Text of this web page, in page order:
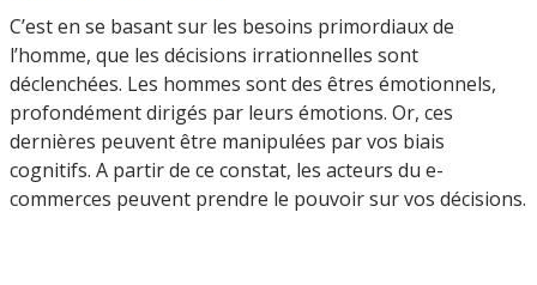
C’est en se basant sur les besoins primordiaux de
l’homme, que les décisions irrationnelles sont
déclenchées. Les hommes sont des êtres émotionnels,
profondément dirigés par leurs émotions. Or, ces
dernières peuvent être manipulées par vos biais
cognitifs. A partir de ce constat, les acteurs du e-
commerces peuvent prendre le pouvoir sur vos décisions.